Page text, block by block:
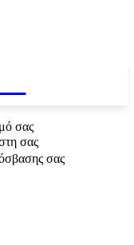
σας
σας
σας